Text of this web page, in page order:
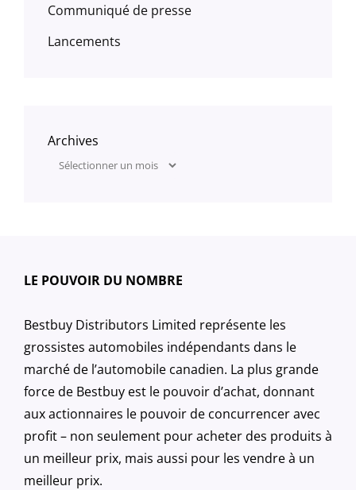
Communiqué de presse
Lancements
Archives
LE POUVOIR DU NOMBRE
Bestbuy Distributors Limited représente les
grossistes automobiles indépendants dans le
marché de l’automobile canadien. La plus grande
force de Bestbuy est le pouvoir d’achat, donnant
aux actionnaires le pouvoir de concurrencer avec
profit – non seulement pour acheter des produits à
un meilleur prix, mais aussi pour les vendre à un
meilleur prix.